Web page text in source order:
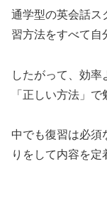
通学型の英会話ス
習方法をすべて自
したがって、効率
「正しい方法」で
中でも復習は必須
りをして内容を定